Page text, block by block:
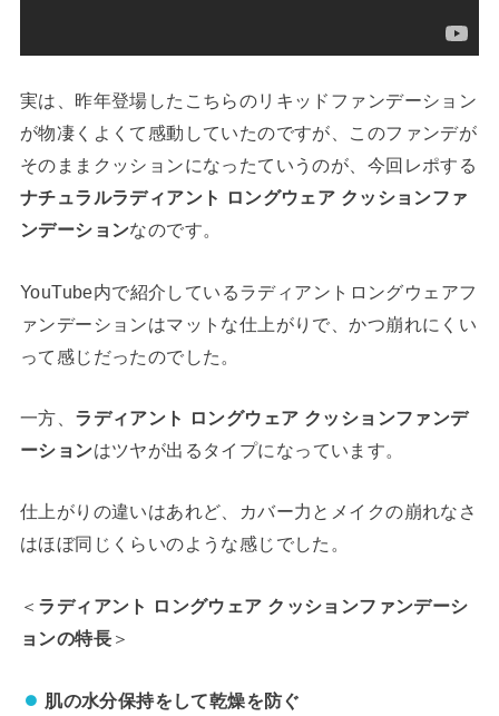
実は、昨年登場したこちらのリキッドファンデーション
が物凄くよくて感動していたのですが、このファンデが
そのままクッションになったていうのが、今回レポする
ナチュラルラディアント ロングウェア クッションファ
ンデーションなのです。
YouTube内で紹介しているラディアントロングウェアフ
ァンデーションはマットな仕上がりで、かつ崩れにくい
って感じだったのでした。
一方、 ラディアント ロングウェア クッションファンデ
ーションはツヤが出るタイプになっています。
仕上がりの違いはあれど、カバー力とメイクの崩れなさ
はほぼ同じくらいのような感じでした。
＜ ラディアント ロングウェア クッションファンデーシ
ョンの特長＞
肌の水分保持をして乾燥を防ぐ